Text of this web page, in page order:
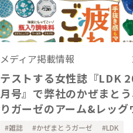
メディア掲載情報
テストする女性誌『LDK
月号』で弊社のかぜまと
りガーゼのアーム&レッグ
ーを掲載いただきました。
雑誌 かぜまとうガーゼ LDK